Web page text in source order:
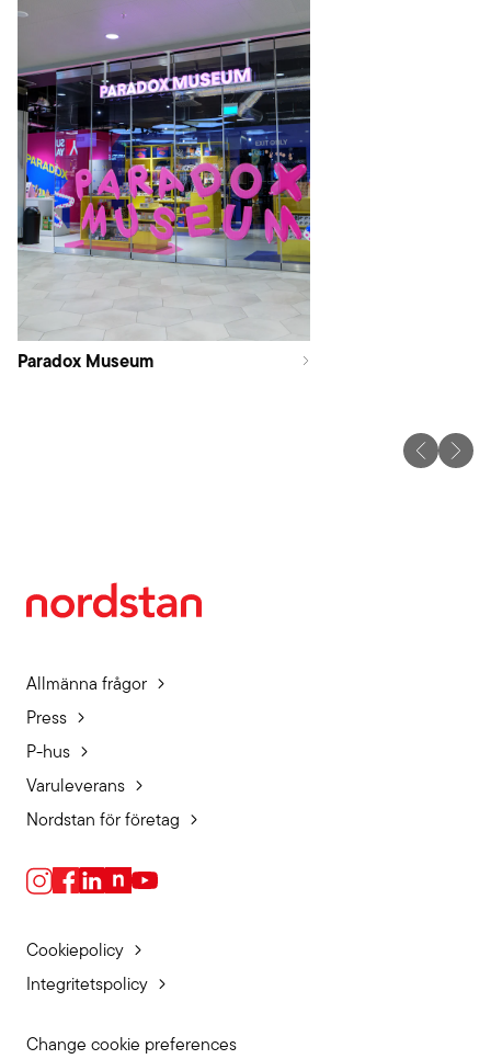
Paradox Museum
Allmänna frågor
Press
P-hus
Varuleverans
Nordstan för företag
Cookiepolicy
Integritetspolicy
Change cookie preferences